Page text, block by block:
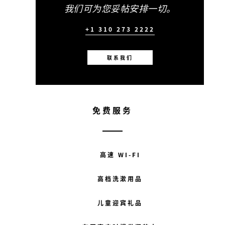
我们可为您妥帖安排一切。
+1 310 273 2222
联系我们
免费服务
高速 WI-FI
高档洗漱用品
儿童迎宾礼品